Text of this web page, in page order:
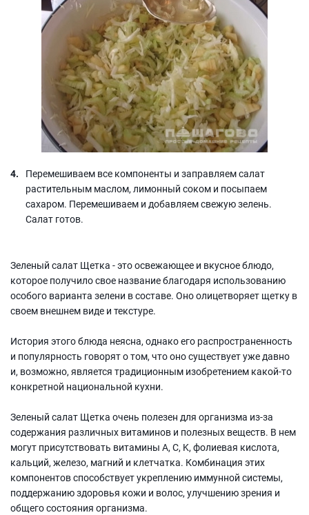
Перемешиваем все компоненты и заправляем салат
растительным маслом, лимонный соком и посыпаем
сахаром. Перемешиваем и добавляем свежую зелень.
Салат готов.
Зеленый салат Щетка - это освежающее и вкусное блюдо,
которое получило свое название благодаря использованию
особого варианта зелени в составе. Оно олицетворяет щетку в
своем внешнем виде и текстуре.
История этого блюда неясна, однако его распространенность
и популярность говорят о том, что оно существует уже давно
и, возможно, является традиционным изобретением какой-то
конкретной национальной кухни.
Зеленый салат Щетка очень полезен для организма из-за
содержания различных витаминов и полезных веществ. В нем
могут присутствовать витамины A, C, K, фолиевая кислота,
кальций, железо, магний и клетчатка. Комбинация этих
компонентов способствует укреплению иммунной системы,
поддержанию здоровья кожи и волос, улучшению зрения и
общего состояния организма.